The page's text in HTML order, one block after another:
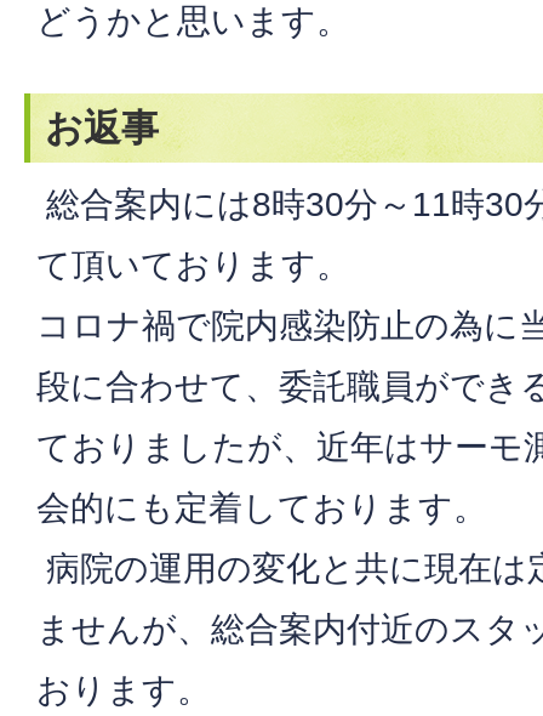
どうかと思います。
お返事
総合案内には8時30分～11時30
て頂いております。
コロナ禍で院内感染防止の為に
段に合わせて、委託職員ができ
ておりましたが、近年はサーモ
会的にも定着しております。
病院の運用の変化と共に現在は
ませんが、総合案内付近のスタ
おります。